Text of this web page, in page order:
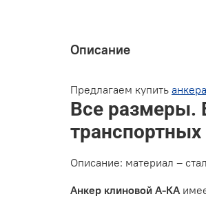
Описание
Предлагаем купить
Все размеры.
Описание: материал –
Анкер клиновой А-КА